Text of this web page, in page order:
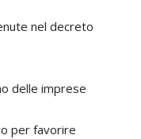
nel decreto
delle imprese
per favorire